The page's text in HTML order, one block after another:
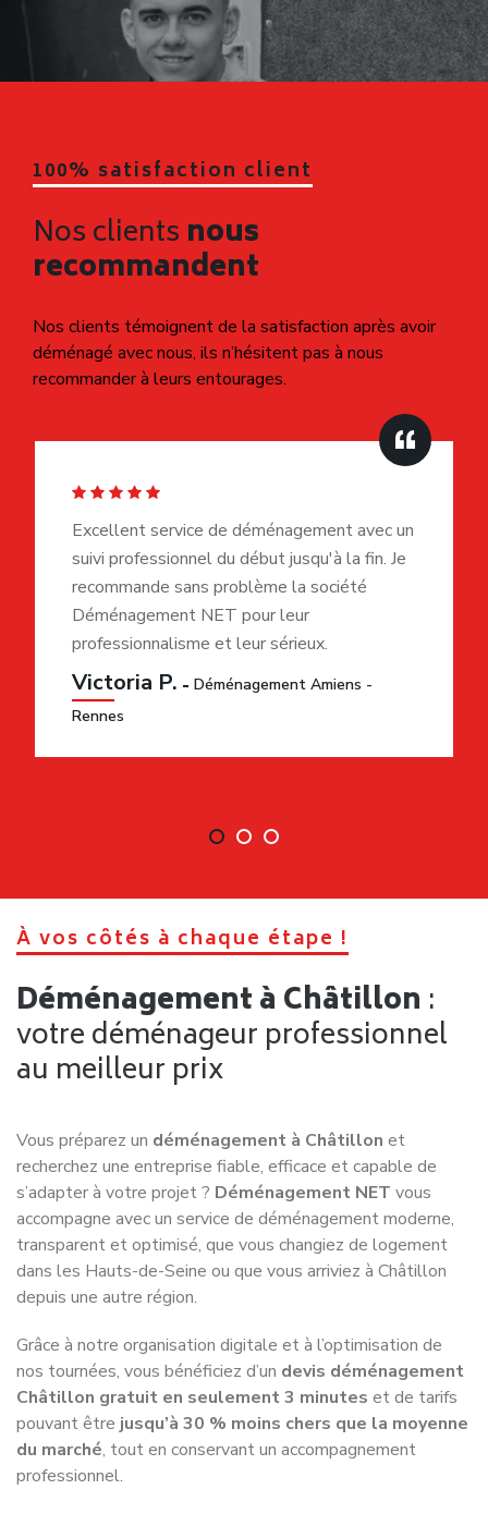
100% satisfaction client
Nos clients nous
recommandent
Nos clients témoignent de la satisfaction après avoir
déménagé avec nous, ils n’hésitent pas à nous
recommander à leurs entourages.
Excellent service de déménagement avec un
suivi professionnel du début jusqu'à la fin. Je
recommande sans problème la société
Déménagement NET pour leur
professionnalisme et leur sérieux.
Victoria P.
Déménagement Amiens -
Rennes
À vos côtés à chaque étape !
Déménagement à Châtillon :
votre déménageur professionnel
au meilleur prix
Vous préparez un déménagement à Châtillon et
recherchez une entreprise fiable, efficace et capable de
s’adapter à votre projet ? Déménagement NET vous
accompagne avec un service de déménagement moderne,
transparent et optimisé, que vous changiez de logement
dans les Hauts-de-Seine ou que vous arriviez à Châtillon
depuis une autre région.
Grâce à notre organisation digitale et à l’optimisation de
nos tournées, vous bénéficiez d’un devis déménagement
Châtillon gratuit en seulement 3 minutes et de tarifs
pouvant être jusqu’à 30 % moins chers que la moyenne
du marché, tout en conservant un accompagnement
professionnel.